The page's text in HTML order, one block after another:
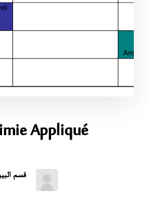
Appliqué
قسم